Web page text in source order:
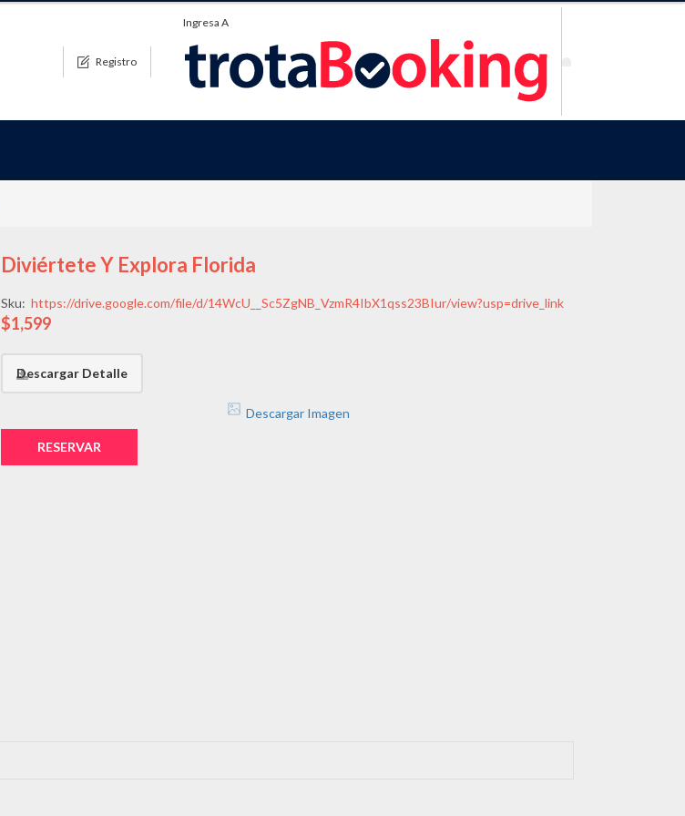
Registro
Ingresa A
Diviértete Y Explora Florida
Sku: https://drive.google.com/file/d/14WcU__Sc5ZgNB_VzmR4IbX1qss23BIur/view?usp=drive_link
$1,599
Descargar Detalle
Descargar Imagen
RESERVAR